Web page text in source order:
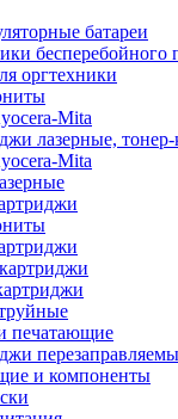
батареи
бесперебойного
оргтехники
Mita
лазерные,
Mita
печатающие
и компоненты